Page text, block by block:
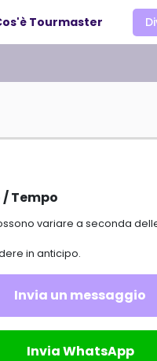
Tourmaster
Tempo
in anticipo.
Invia un messaggio
Invia WhatsApp